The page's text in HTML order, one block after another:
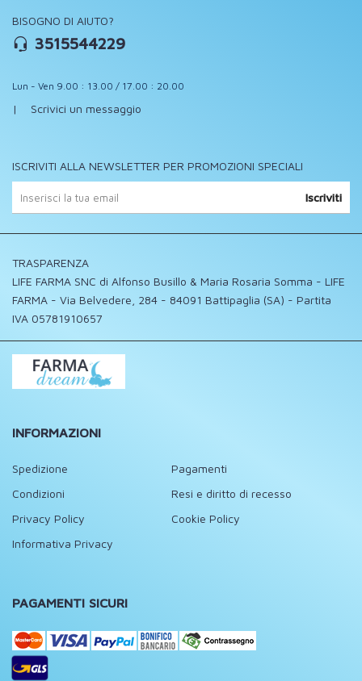
BISOGNO DI AIUTO?
3515544229
Lun - Ven 9.00 : 13.00 / 17.00 : 20.00
| Scrivici un messaggio
ISCRIVITI ALLA NEWSLETTER PER PROMOZIONI SPECIALI
Iscriviti
TRASPARENZA
LIFE FARMA SNC di Alfonso Busillo & Maria Rosaria Somma - LIFE
FARMA - Via Belvedere, 284 - 84091 Battipaglia (SA) - Partita
IVA 05781910657
INFORMAZIONI
Spedizione
Pagamenti
Condizioni
Resi e diritto di recesso
Privacy Policy
Cookie Policy
Informativa Privacy
PAGAMENTI SICURI